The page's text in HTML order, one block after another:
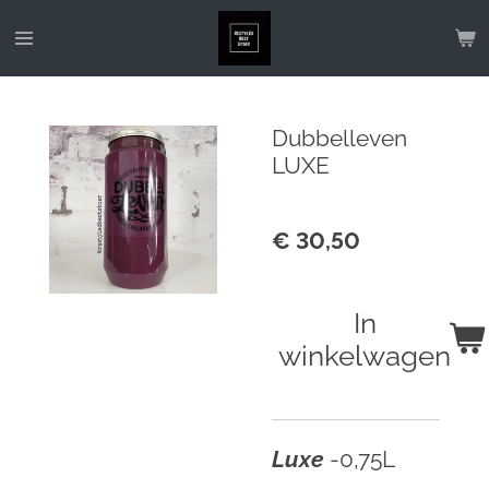
Ga
hoofdinhoud
Dubbelleven
LUXE
€ 30,50
In
winkelwagen
Luxe -0,75L